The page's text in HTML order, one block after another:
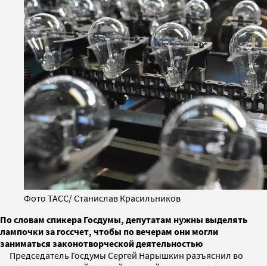
Фото ТАСС/ Станислав Красильников
По словам спикера Госдумы, депутатам нужны выделять
лампочки за госсчет, чтобы по вечерам они могли
заниматься законотворческой деятельностью
Председатель Госдумы Сергей Нарышкин разъяснил во